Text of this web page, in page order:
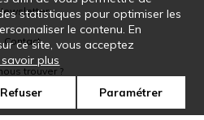
Contact
trouver ?
statistiques pour optimiser les
le contenu. En
ce site, vous acceptez
savoir plus
Refuser Paramétrer